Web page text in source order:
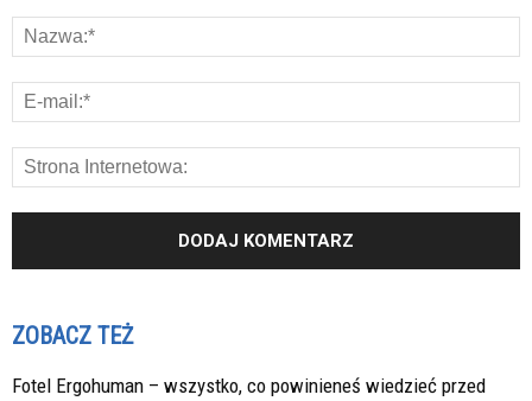
ZOBACZ TEŻ
Fotel Ergohuman – wszystko, co powinieneś wiedzieć przed